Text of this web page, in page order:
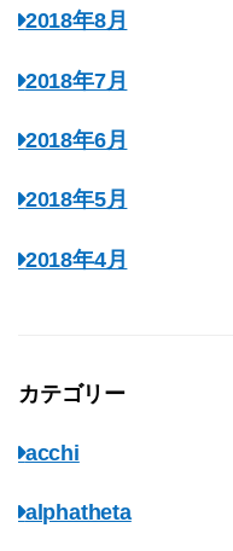
2018年8月
2018年7月
2018年6月
2018年5月
2018年4月
カテゴリー
acchi
alphatheta